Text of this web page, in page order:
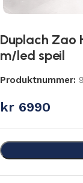
Duplach Zao
m/led speil
Produktnummer:
kr 6990